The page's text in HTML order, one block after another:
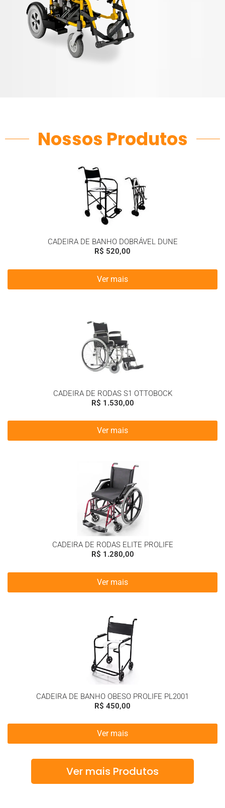
Nossos Produtos
CADEIRA DE BANHO DOBRÁVEL DUNE
R$ 520,00
Ver mais
CADEIRA DE RODAS S1 OTTOBOCK
R$ 1.530,00
Ver mais
CADEIRA DE RODAS ELITE PROLIFE
R$ 1.280,00
Ver mais
CADEIRA DE BANHO OBESO PROLIFE PL2001
R$ 450,00
Ver mais
Ver mais Produtos